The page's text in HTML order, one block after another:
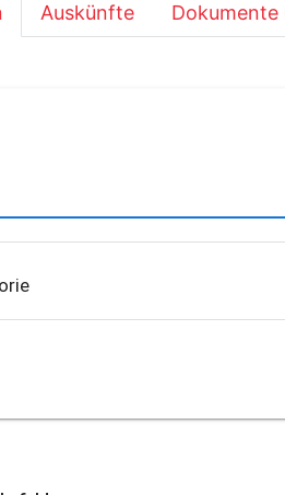
Auskünfte Dokumente